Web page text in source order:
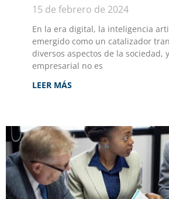
15 de febrero de 2024
En la era digital, la inteligencia
emergido como un catalizador
diversos aspectos de la sociedad,
empresarial no es
LEER MÁS